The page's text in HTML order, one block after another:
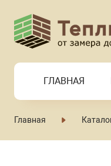
ГЛАВНАЯ
Главная